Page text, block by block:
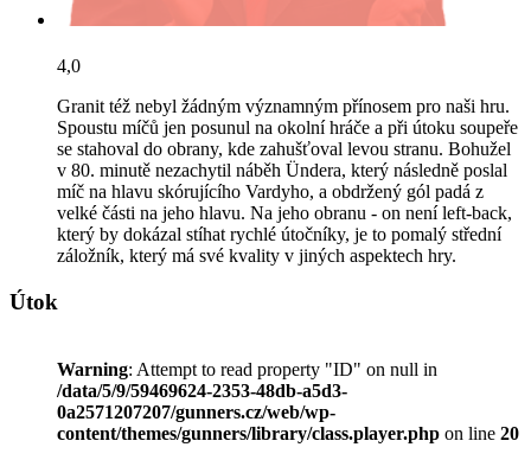
4,0
Granit též nebyl žádným významným přínosem pro naši hru.
Spoustu míčů jen posunul na okolní hráče a při útoku soupeře
se stahoval do obrany, kde zahušťoval levou stranu. Bohužel
v 80. minutě nezachytil náběh Ündera, který následně poslal
míč na hlavu skórujícího Vardyho, a obdržený gól padá z
velké části na jeho hlavu. Na jeho obranu - on není left-back,
který by dokázal stíhat rychlé útočníky, je to pomalý střední
záložník, který má své kvality v jiných aspektech hry.
Útok
Warning: Attempt to read property "ID" on null in
/data/5/9/59469624-2353-48db-a5d3-
0a2571207207/gunners.cz/web/wp-
content/themes/gunners/library/class.player.php on line 20